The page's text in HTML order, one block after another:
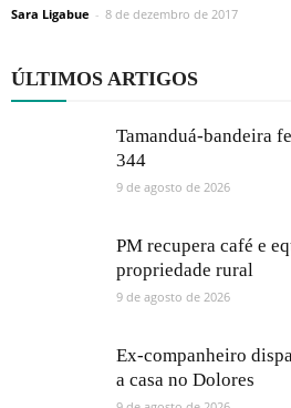
Sara Ligabue - 8 de dezembro de 2017
ÚLTIMOS ARTIGOS
Tamanduá-bandeira
344
9 de agosto de 2026
PM recupera café e
propriedade rural
9 de agosto de 2026
Ex-companheiro
a casa no Dolores